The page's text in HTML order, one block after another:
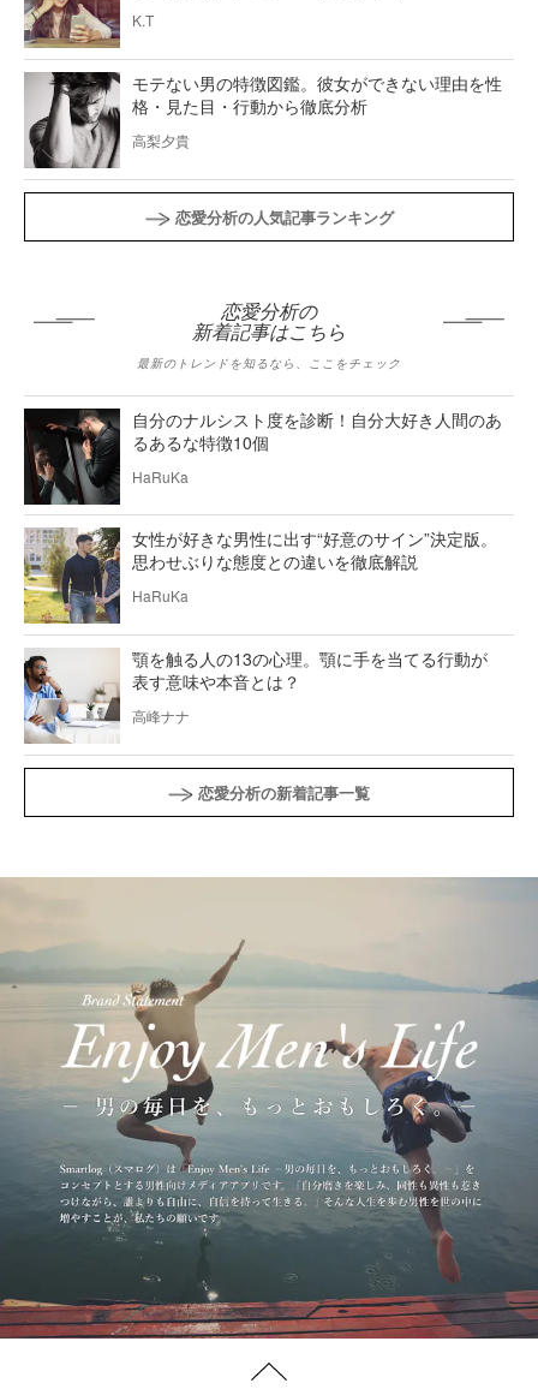
K.T
モテない男の特徴図鑑。彼女ができない理由を性
格・見た目・行動から徹底分析
高梨夕貴
恋愛分析の人気記事ランキング
恋愛分析の
新着記事はこちら
最新のトレンドを知るなら、ここをチェック
自分のナルシスト度を診断！自分大好き人間のあ
るあるな特徴10個
HaRuKa
女性が好きな男性に出す“好意のサイン”決定版。
思わせぶりな態度との違いを徹底解説
HaRuKa
顎を触る人の13の心理。顎に手を当てる行動が
表す意味や本音とは？
高峰ナナ
恋愛分析の新着記事一覧